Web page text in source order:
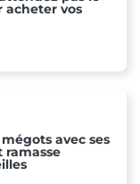
vos
avec ses
ramasse